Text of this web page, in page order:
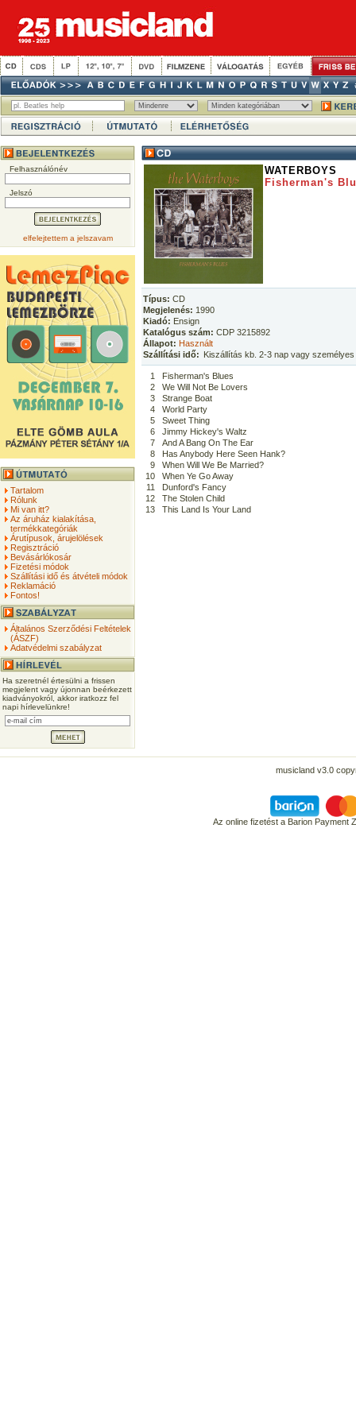
Felhasználónév
Jelszó
elfelejtettem a jelszavam
Tartalom
Rólunk
Mi van itt?
Az áruház kialakítása,
termékkategóriák
Árutípusok, árujelölések
Regisztráció
Bevásárlókosár
Fizetési módok
Szállítási idő és átvételi módok
Reklamáció
Fontos!
Általános Szerződési Feltételek
(ÁSZF)
Adatvédelmi szabályzat
Ha szeretnél értesülni a frissen
megjelent vagy újonnan beérkezett
kiadványokról, akkor iratkozz fel
napi hírlevelünkre!
WATERBOYS
Fisherman's
Típus: CD
Megjelenés: 1990
Kiadó: Ensign
Katalógus szám: CDP 3215892
Állapot: Használt
Szállítási idő: Kiszállítás kb. 2-3 nap vagy
1
Fisherman's Blues
2
We Will Not Be Lovers
3
Strange Boat
4
World Party
5
Sweet Thing
6
Jimmy Hickey's Waltz
7
And A Bang On The Ear
8
Has Anybody Here Seen Hank?
9
When Will We Be Married?
10
When Ye Go Away
11
Dunford's Fancy
12
The Stolen Child
13
This Land Is Your Land
musicland v3.0
Az online fizetést a Barion Payment